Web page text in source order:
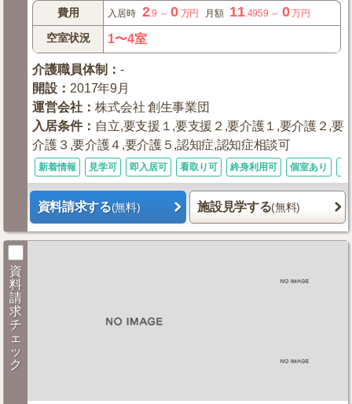
費用 入居時 2.9 ～0 万円 月額 11.4959 ～ 0万円
空室状況 1〜4室
介護職員体制 ：-
開設 ： 2017年9月
運営会社 ：株式会社 創生事業団
入居条件： 自立,要支援１,要支援２,要介護１,要介護２,要
介護３,要介護４,要介護５,認知症,認知症相談可
新着情報 見学可 即入居可 看取り可 終身利用可 個室あり 体
資料請求する(無料) 施設見学する(無料)
資
料
請
求
チ
ェ
ッ
ク